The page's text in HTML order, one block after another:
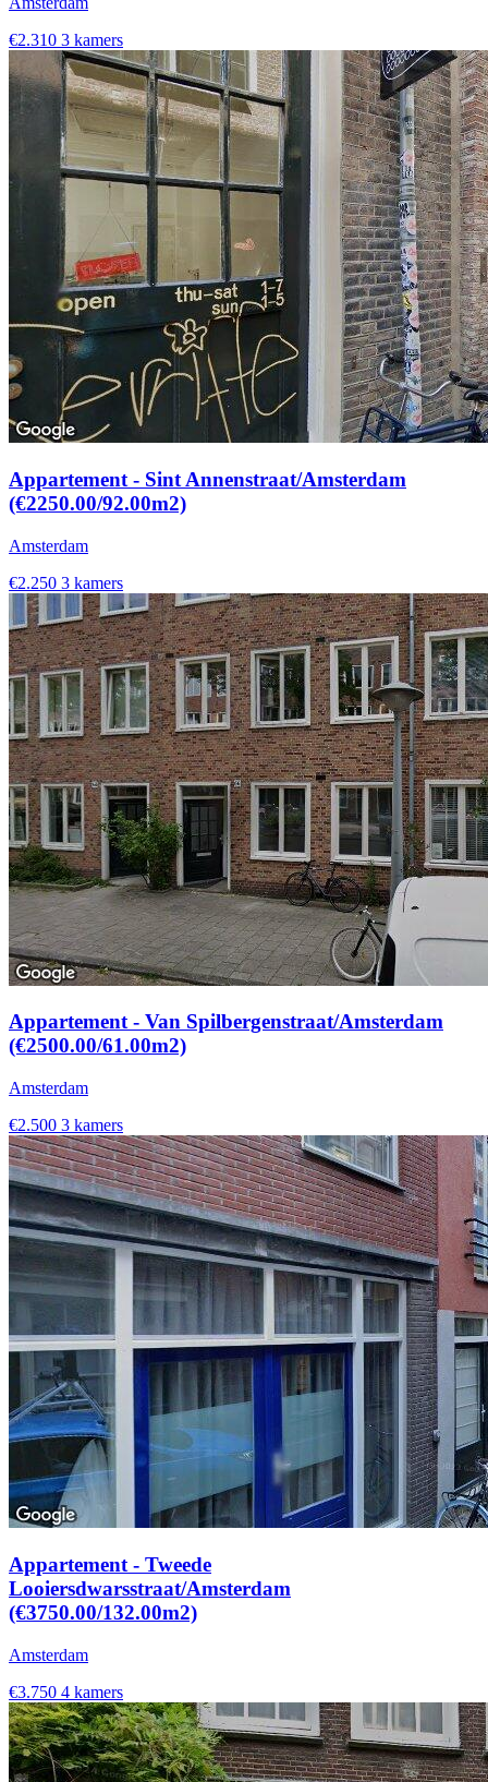
€2.310 3 kamers
Appartement - Sint Annenstraat/Amsterdam
(€2250.00/92.00m2)
Amsterdam
€2.250 3 kamers
Appartement - Van Spilbergenstraat/Amsterdam
(€2500.00/61.00m2)
Amsterdam
€2.500 3 kamers
Appartement - Tweede
Looiersdwarsstraat/Amsterdam
(€3750.00/132.00m2)
Amsterdam
€3.750 4 kamers